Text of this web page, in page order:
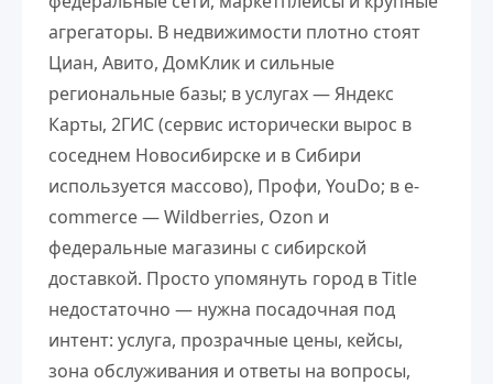
агрегаторы. В недвижимости плотно стоят
Циан, Авито, ДомКлик и сильные
региональные базы; в услугах — Яндекс
Карты, 2ГИС (сервис исторически вырос в
соседнем Новосибирске и в Сибири
используется массово), Профи, YouDo; в e-
commerce — Wildberries, Ozon и
федеральные магазины с сибирской
доставкой. Просто упомянуть город в Title
недостаточно — нужна посадочная под
интент: услуга, прозрачные цены, кейсы,
зона обслуживания и ответы на вопросы,